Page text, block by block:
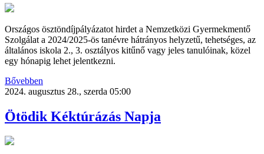
Országos ösztöndíjpályázatot hirdet a Nemzetközi Gyermekmentő
Szolgálat a 2024/2025-ös tanévre hátrányos helyzetű, tehetséges, az
általános iskola 2., 3. osztályos kitűnő vagy jeles tanulóinak, közel
egy hónapig lehet jelentkezni.
Bővebben
2024. augusztus 28., szerda 05:00
Ötödik Kéktúrázás Napja